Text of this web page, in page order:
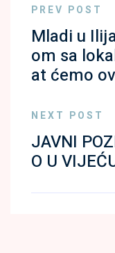
PREV POST
Mladi u
om sa
at ćemo
NEXT POST
JAVNI
O U